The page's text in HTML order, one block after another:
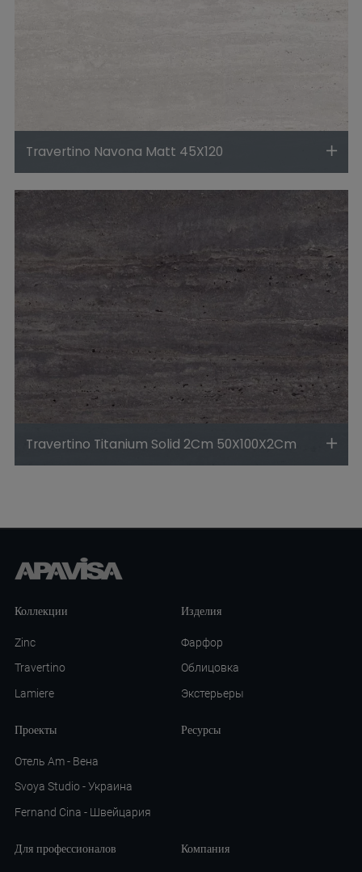
Travertino Navona Matt 45X120
Travertino Titanium Solid 2Cm 50X100X2Cm
Коллекции
Zinc
Travertino
Lamiere
Изделия
Фарфор
Облицовка
Экстерьеры
Проекты
Отель Am - Вена
Svoya Studio - Украина
Fernand Cina - Швейцария
Ресурсы
Для профессионалов Компания